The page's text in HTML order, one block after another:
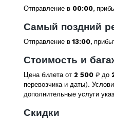
Отправление в 00:00,
Самый поздний
Отправление в13:00,
Стоимость и
Цена билета от 2 500 ₽ до
перевозчика и даты).
дополнительные услуги
Скидки